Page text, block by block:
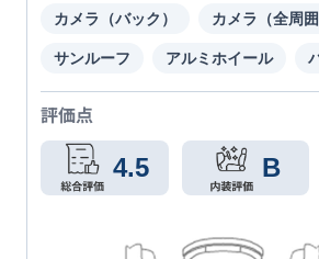
カメラ（バック） カメラ（全周囲
サンルーフ アルミホイール
評価点
4.5 B